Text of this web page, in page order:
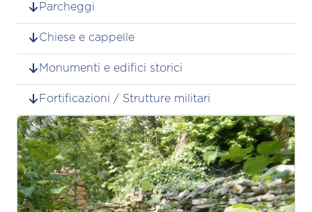
Parcheggi
Chiese e cappelle
Monumenti e edifici storici
Fortificazioni / Strutture militari